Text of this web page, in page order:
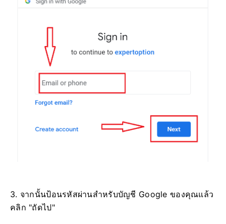
3. จากนั้นป้อนรหัสผ่านสำหรับบัญชี Google ของคุณแล้ว
คลิก "ถัดไป"